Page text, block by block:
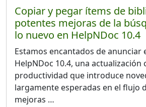
Copiar y pegar ítems de
potentes mejoras de la
lo nuevo en HelpNDoc 10.4
Estamos encantados de anunciar
HelpNDoc 10.4, una actualización
productividad que introduce
largamente esperadas en el flujo
mejoras …